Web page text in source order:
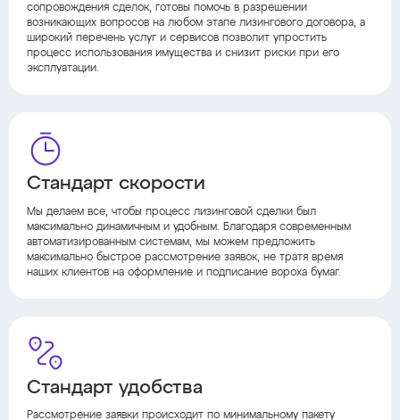
сопровождения сделок, готовы помочь в разрешении
возникающих вопросов на любом этапе лизингового договора, а
широкий перечень услуг и сервисов позволит упростить
процесс использования имущества и снизит риски при его
эксплуатации.
Стандарт скорости
Мы делаем все, чтобы процесс лизинговой сделки был
максимально динамичным и удобным. Благодаря современным
автоматизированным системам, мы можем предложить
максимально быстрое рассмотрение заявок, не тратя время
наших клиентов на оформление и подписание вороха бумаг.
Стандарт удобства
Рассмотрение заявки происходит по минимальному пакету